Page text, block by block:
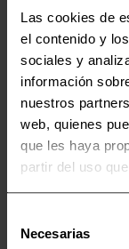
Las cookies de
el contenido y
sociales y
información
nuestros
web, quienes
que les haya
partir del uso
Necesarias
software de la
del coche.
Productos
¡Oferta!